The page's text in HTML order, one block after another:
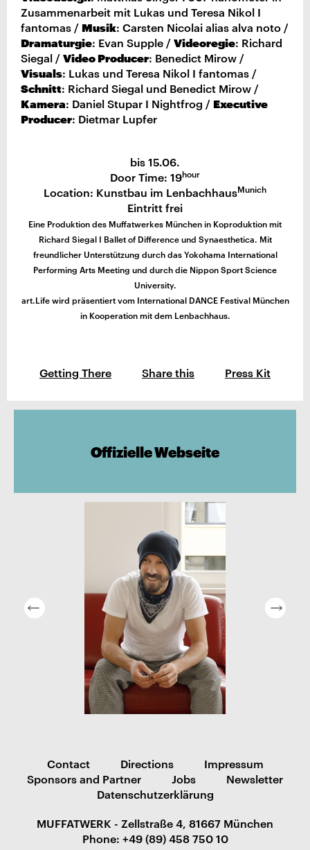
Zusammenarbeit mit Lukas und Teresa Nikol I
fantomas / Musik: Carsten Nicolai alias alva noto /
Dramaturgie: Evan Supple /Videoregie: Richard
Siegal /Video Producer: Benedict Mirow /
Visuals: Lukas und Teresa Nikol I fantomas /
Schnitt: Richard Siegal und Benedict Mirow /
Kamera: Daniel Stupar I Nightfrog / Executive
Producer: Dietmar Lupfer
bis 15.06.
Door Time: 19hour
Location: Kunstbau im LenbachhausMunich
Eintritt frei
Eine Produktion des Muffatwerkes München in Koproduktion mit
Richard Siegal I Ballet of Difference und Synaesthetica. Mit
freundlicher Unterstützung durch das Yokohama International
Performing Arts Meeting und durch die Nippon Sport Science
University.
art.Life wird präsentiert vom International DANCE Festival München
in Kooperation mit dem Lenbachhaus.
Getting There Share this Press Kit
Offizielle Webseite
Contact Directions
Impressum
Sponsors and Partner
Jobs
Newsletter
Datenschutzerklärung
MUFFATWERK - Zellstraße 4, 81667 München
Phone: +49 (89) 458 750 10